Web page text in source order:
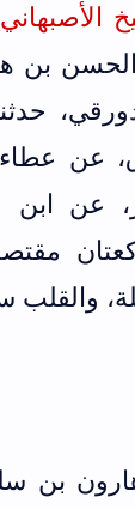
الحسن بن
عن
عن
والقلب
بن